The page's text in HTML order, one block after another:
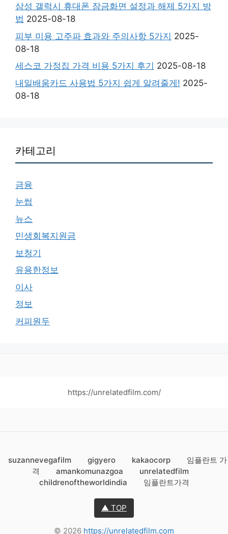
삼성 갤럭시 휴대폰 잠금화면 설정과 해제 5가지 방
법 2025-08-18
피부 미용 고주파 효과와 주의사항 5가지 2025-
08-18
세스코 가정집 가격 비용 5가지 후기 2025-08-18
내일배움카드 사용법 5가지 쉽게 알려줄게! 2025-
08-18
카테고리
금융
눈썹
뉴스
민생회복지원금
보청기
유용한정보
이사
정보
커피원두
https://unrelatedfilm.com/
suzannevegafilm gigyero kakaocorp
임플란트 가
격
amankomunazgoa
unrelatedfilm
childrenoftheworldindia
임플란트가격
▲ TOP
© 2026 https://unrelatedfilm.com